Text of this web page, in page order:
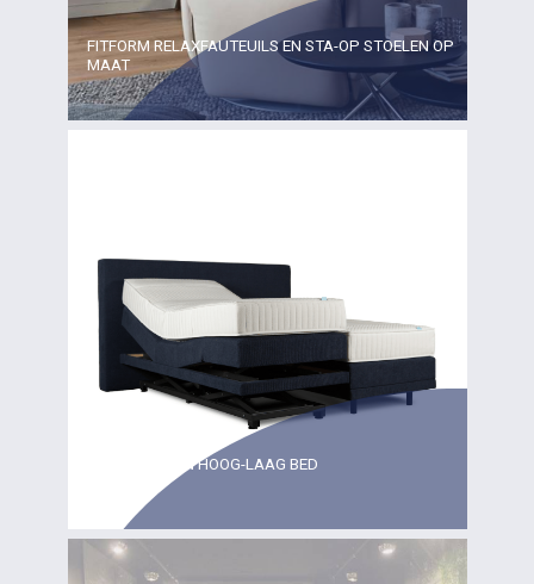
FITFORM RELAXFAUTEUILS EN STA-OP STOELEN OP
MAAT
KIES VOOR EEN HOOG-LAAG BED